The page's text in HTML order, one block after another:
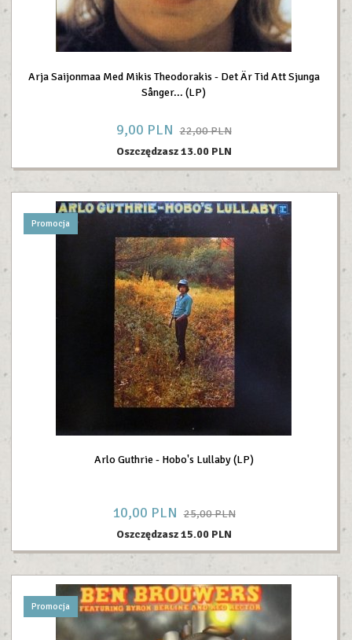
Arja Saijonmaa Med Mikis Theodorakis - Det Är Tid Att Sjunga
Sånger... (LP)
9,00 PLN 22,00 PLN
Oszczędzasz 13.00 PLN
Promocja
Arlo Guthrie - Hobo's Lullaby (LP)
10,00 PLN 25,00 PLN
Oszczędzasz 15.00 PLN
Promocja